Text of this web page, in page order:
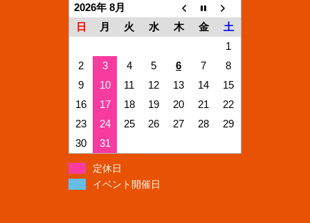
2026年 8月
日
月 火 水 木 金
土
1
2
3 4 5 6 7
8
9
10 11 12 13 14
15
16
17 18 19 20 21
22
23
24 25 26 27 28
29
30
31
定休日
イベント開催日